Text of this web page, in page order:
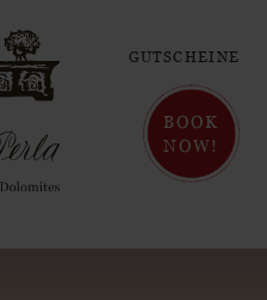
GUTSCHEINE
BOOK
NOW!